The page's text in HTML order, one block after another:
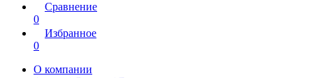
Сравнение
0
Избранное
0
О компании